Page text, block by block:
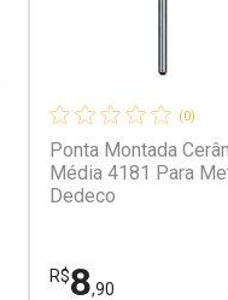
(0)
Ponta Montada
Média 4181 Para
Dedeco
R$8,90